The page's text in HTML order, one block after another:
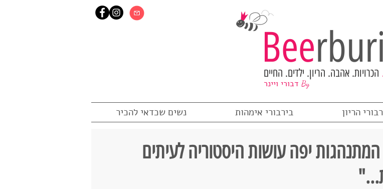
Bee
הכרויות. אהבה. הריון. ילדים. החיים
By
הריון בירבורי אימהות נשים שכדאי להכיר
יפה עושות היסטוריה לעיתים